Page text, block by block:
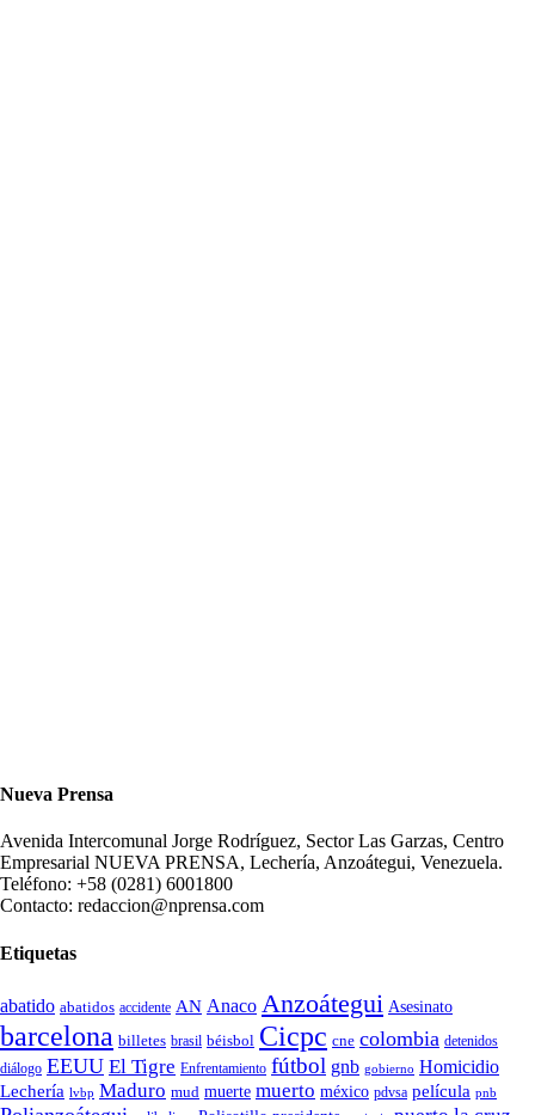
Nueva Prensa
Avenida Intercomunal Jorge Rodríguez, Sector Las Garzas, Centro
Empresarial NUEVA PRENSA, Lechería, Anzoátegui, Venezuela.
Teléfono: +58 (0281) 6001800
Contacto: redaccion@nprensa.com
Etiquetas
abatido abatidos accidente AN Anaco Anzoátegui Asesinato
barcelona billetes brasil béisbol Cicpc cne colombia detenidos
diálogo EEUU El Tigre Enfrentamiento fútbol gnb gobierno Homicidio
Lechería lvbp Maduro mud muerte muerto méxico pdvsa película pnb